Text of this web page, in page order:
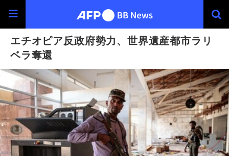
エチオピア反政府勢力、世界遺産都市ラリ
ベラ奪還